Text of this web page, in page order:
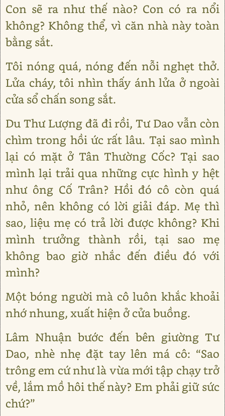
Con sẽ ra như thế nào? Con có ra nổi
không? Không thể, vì căn nhà này toàn
bằng sắt.
Tôi nóng quá, nóng đến nỗi nghẹt thở.
Lửa cháy, tôi nhìn thấy ánh lửa ở ngoài
cửa sổ chấn song sắt.
Du Thư Lượng đã đi rồi, Tư Dao vẫn còn
chìm trong hồi ức rất lâu. Tại sao mình
lại có mặt ở Tân Thường Cốc? Tại sao
mình lại trải qua những cực hình y hệt
như ông Cố Trân? Hồi đó cô còn quá
nhỏ, nên không có lời giải đáp. Mẹ thì
sao, liệu mẹ có trả lời được không? Khi
mình trưởng thành rồi, tại sao mẹ
không bao giờ nhắc đến điều đó với
mình?
Một bóng người mà cô luôn khắc khoải
nhớ nhung, xuất hiện ở cửa buồng.
Lâm Nhuận bước đến bên giường Tư
Dao, nhè nhẹ đặt tay lên má cô: “Sao
trông em cứ như là vừa mới tập chạy trở
về, lắm mồ hôi thế này? Em phải giữ sức
chứ?”